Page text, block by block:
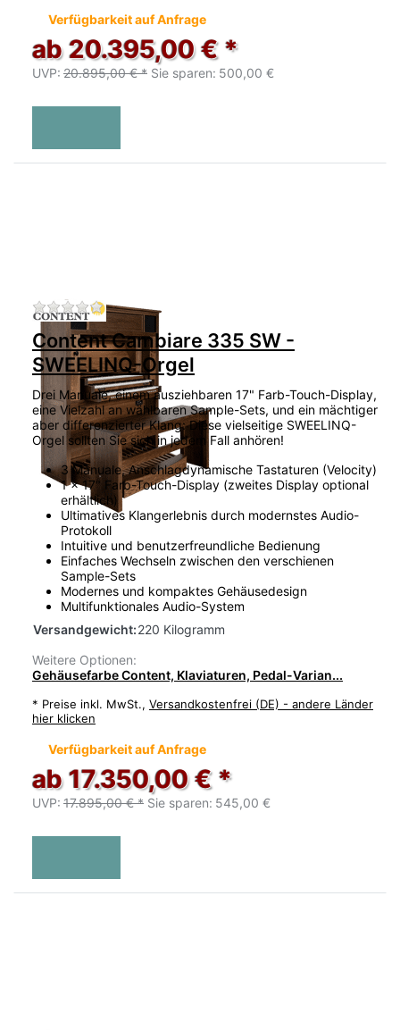
Verfügbarkeit auf Anfrage
ab 20.395,00 € *
UVP: 20.895,00 € * Sie sparen: 500,00 €
Zu diesem Produkt liegen noch keine
Content Cambiare 335 SW -
SWEELINQ-Orgel
Drei Manuale, einem ausziehbaren 17" Farb-Touch-Display,
eine Vielzahl an wählbaren Sample-Sets, und ein mächtiger
aber differenzierter Klang: Diese vielseitige SWEELINQ-
Orgel sollten Sie sich in jedem Fall anhören!
3 Manuale, Anschlagdynamische Tastaturen (Velocity)
1 x 17" Farb-Touch-Display (zweites Display optional
erhältlich)
Ultimatives Klangerlebnis durch modernstes Audio-
Protokoll
Intuitive und benutzerfreundliche Bedienung
Einfaches Wechseln zwischen den verschienen
Sample-Sets
Modernes und kompaktes Gehäusedesign
Multifunktionales Audio-System
Versandgewicht:220 Kilogramm
Weitere Optionen:
Gehäusefarbe Content, Klaviaturen, Pedal-Varian...
* Preise inkl. MwSt., Versandkostenfrei (DE) - andere Länder
hier klicken
Verfügbarkeit auf Anfrage
ab 17.350,00 € *
UVP: 17.895,00 € * Sie sparen: 545,00 €